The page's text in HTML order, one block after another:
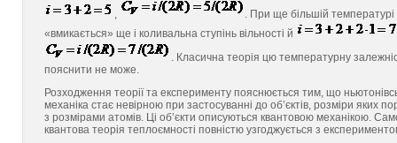
,
. При ще більшій температурі
«вмикається» ще і коливальна ступінь вільності й
. Класична теорія цю температурну
пояснити не може.
Розходження теорії та експерименту пояснюється тим, що
механіка стає невірною при застосуванні до об’єктів, розміри яких
з розмірами атомів. Ці об’єкти описуються квантовою механікою.
квантова теорія теплоємності повністю узгоджується з